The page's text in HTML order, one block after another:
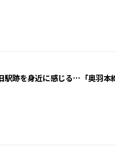
駅跡を身近に感じる…「奥羽本